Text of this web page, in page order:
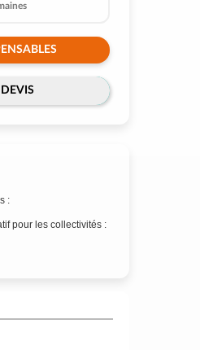
DEVIS
:
pour les collectivités :